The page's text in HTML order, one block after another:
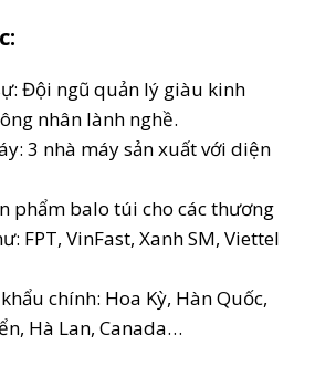
Đội ngũ quản lý giàu kinh
nhân lành nghề.
3 nhà máy sản xuất với diện
phẩm balo túi cho các thương
FPT, VinFast, Xanh SM, Viettel
chính: Hoa Kỳ, Hàn Quốc,
Hà Lan, Canada…